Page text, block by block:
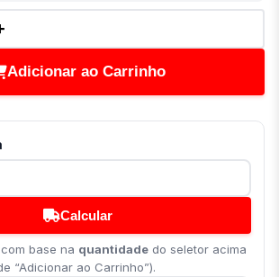
Adicionar ao Carrinho
Calcular
base na quantidade do seletor acima
“Adicionar ao Carrinho”).